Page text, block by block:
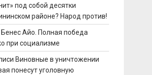
под собой десятки
районе? Народ против!
Бенес Айо. Полная победа
при социализме
Виновные в уничтожении
понесут уголовную